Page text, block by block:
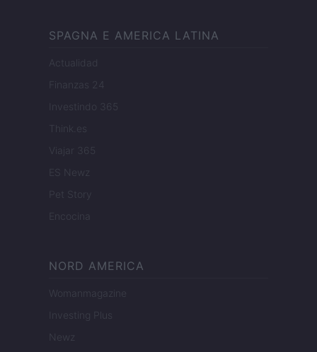
SPAGNA E AMERICA LATINA
Actualidad
Finanzas 24
Investindo 365
Think.es
Viajar 365
ES Newz
Pet Story
Encocina
NORD AMERICA
Womanmagazine
Investing Plus
Newz